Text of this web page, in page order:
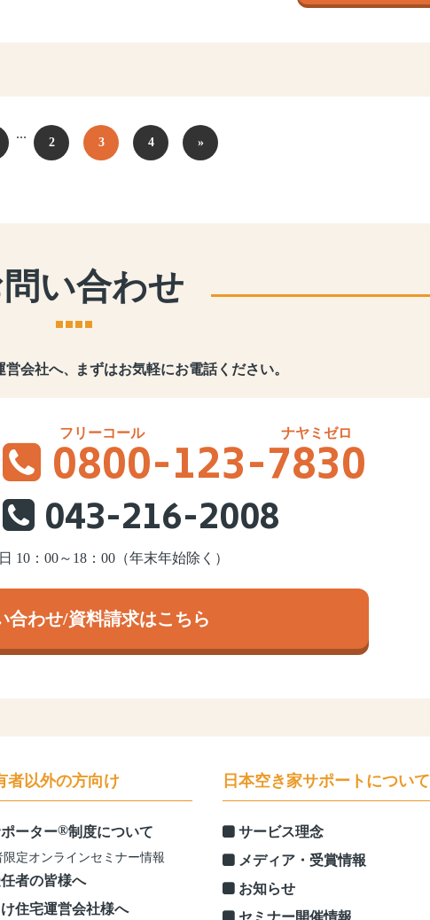
...
2 3 4 »
い合わせ
会社へ、 まずはお気軽にお電話ください。
0800-123-7830
043-216-2008
10：00～18：00（年末年始除く）
合わせ/資料請求はこちら
者以外の方向け
ーター®制度について
定オンラインセミナー情報
者の皆様へ
住宅運営会社様へ
日本空き家サポートについて
サービス理念
メディア・受賞情報
お知らせ